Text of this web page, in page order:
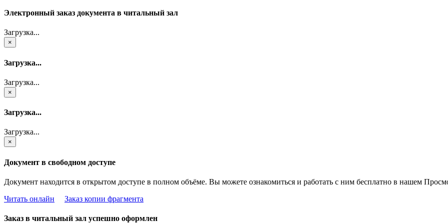
Электронный заказ документа в читальный зал
Загрузка...
×
Загрузка...
Загрузка...
×
Загрузка...
Загрузка...
×
Документ в свободном доступе
Документ находится в открытом доступе в полном объёме. Вы можете ознакомиться и работать с ним бесплатно в нашем
Читать онлайн
Заказ копии фрагмента
Заказ в читальный зал успешно оформлен